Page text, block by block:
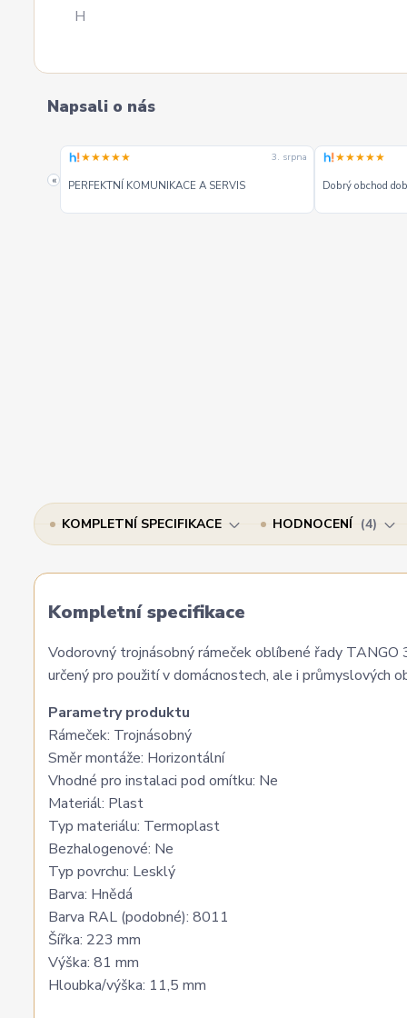
Napsali o nás
«
★★★★★ 3. srpna
PERFEKTNÍ KOMUNIKACE A SERVIS
★★★★★
Dobrý obchod
KOMPLETNÍ SPECIFIKACE HODNOCENÍ 4
Kompletní specifikace
Vodorovný trojnásobný rámeček oblíbené řady
určený pro použití v domácnostech, ale i průmyslových
Parametry produktu
Rámeček: Trojnásobný
Směr montáže: Horizontální
Vhodné pro instalaci pod omítku: Ne
Materiál: Plast
Typ materiálu: Termoplast
Bezhalogenové: Ne
Typ povrchu: Lesklý
Barva: Hnědá
Barva RAL (podobné): 8011
Šířka: 223 mm
Výška: 81 mm
Hloubka/výška: 11,5 mm